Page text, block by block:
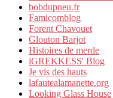
bobdupneu.fr
Famicomblog
Forent Chavouet
Glouton Barjot
Histoires de merde
iGREKKESS' Blog
Je vis des hauts
lafautealamanette.org
Looking Glass House